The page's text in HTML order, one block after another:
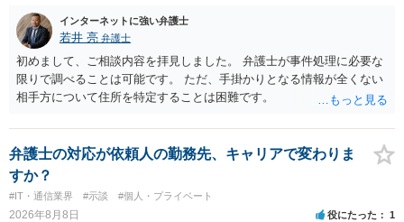
インターネットに強い弁護士
若井 亮 弁護士
初めまして、ご相談内容を拝見しました。 弁護士が事件処理に必要な
限りで調べることは可能です。 ただ、手掛かりとなる情報が全くない
相手方について住所を特定することは困難です。
弁護士の対応が依頼人の勤務先、キャリアで変わりま
すか？
#IT・通信業界 #示談 #個人・プライベート
2026年8月8日 役にたった 1